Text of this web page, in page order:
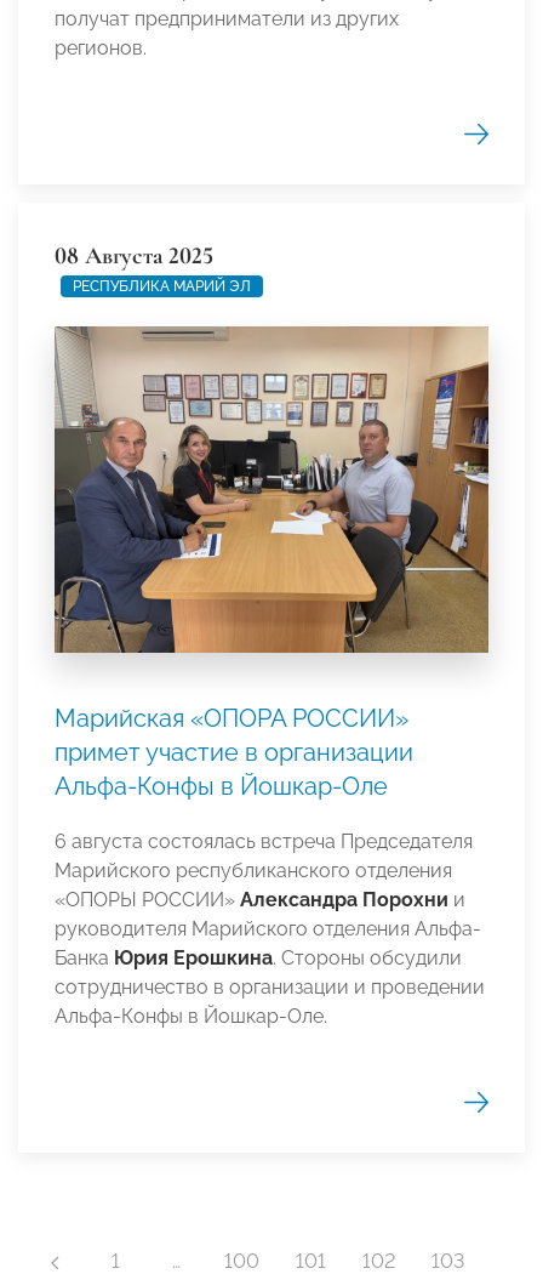
получат предприниматели из других
регионов.
08 Августа 2025
РЕСПУБЛИКА МАРИЙ ЭЛ
Марийская «ОПОРА РОССИИ»
примет участие в организации
Альфа-Конфы в Йошкар-Оле
6 августа состоялась встреча Председателя
Марийского республиканского отделения
«ОПОРЫ РОССИИ» Александра Порохни и
руководителя Марийского отделения Альфа-
Банка Юрия Ерошкина. Стороны обсудили
сотрудничество в организации и проведении
Альфа-Конфы в Йошкар-Оле.
1 … 100 101 102 103